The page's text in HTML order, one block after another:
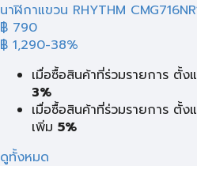
นาฬิกาแขวน RHYTHM
฿ 790
฿ 1,290-38%
เมื่อซื้อสินค้าที่ร่วมรายการ ตั้ง
3%
เมื่อซื้อสินค้าที่ร่วมรายการ ตั้ง
เพิ่ม 5%
ดูทั้งหมด